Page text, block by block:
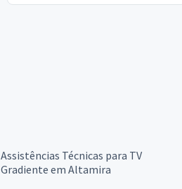
Assistências Técnicas para TV
Gradiente em Altamira